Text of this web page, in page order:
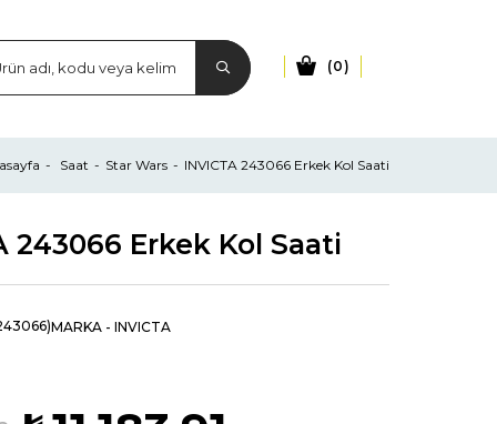
0
Saat Star Wars INVICTA 243066 Erkek Kol Saati
243066 Erkek Kol Saati
MARKA - INVICTA